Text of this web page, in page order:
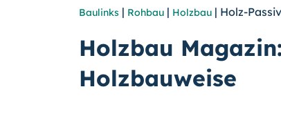
Baulinks | Rohbau | Holzbau | Holz-
Holzbau
Holzbauweise